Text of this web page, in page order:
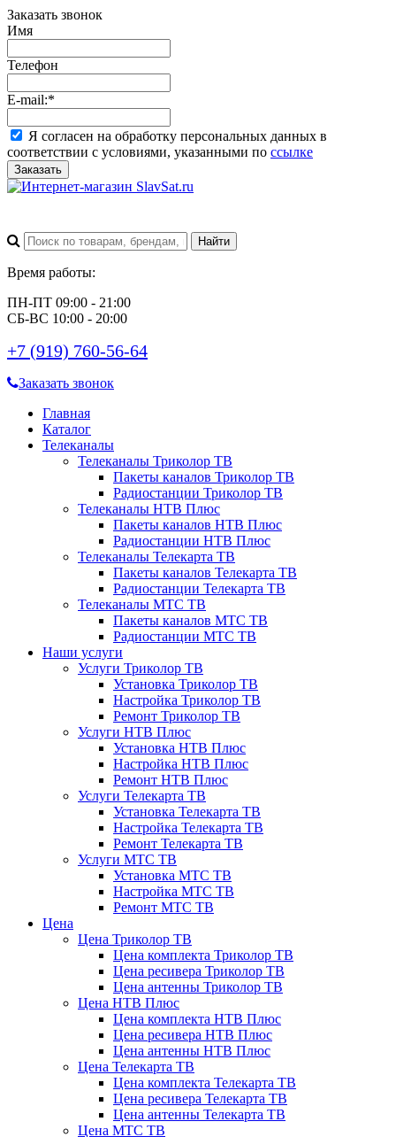
Заказать звонок
Имя
Телефон
E-mail:*
Я согласен на обработку персональных данных в
соответствии с условиями, указанными по ссылке
Заказать
Время работы:
ПН-ПТ 09:00 - 21:00
СБ-ВС 10:00 - 20:00
+7 (919) 760-56-64
Заказать звонок
Главная
Каталог
Телеканалы
Телеканалы Триколор ТВ
Пакеты каналов Триколор ТВ
Радиостанции Триколор ТВ
Телеканалы НТВ Плюс
Пакеты каналов НТВ Плюс
Радиостанции НТВ Плюс
Телеканалы Телекарта ТВ
Пакеты каналов Телекарта ТВ
Радиостанции Телекарта ТВ
Телеканалы МТС ТВ
Пакеты каналов МТС ТВ
Радиостанции МТС ТВ
Наши услуги
Услуги Триколор ТВ
Установка Триколор ТВ
Настройка Триколор ТВ
Ремонт Триколор ТВ
Услуги НТВ Плюс
Установка НТВ Плюс
Настройка НТВ Плюс
Ремонт НТВ Плюс
Услуги Телекарта ТВ
Установка Телекарта ТВ
Настройка Телекарта ТВ
Ремонт Телекарта ТВ
Услуги МТС ТВ
Установка МТС ТВ
Настройка МТС ТВ
Ремонт МТС ТВ
Цена
Цена Триколор ТВ
Цена комплекта Триколор ТВ
Цена ресивера Триколор ТВ
Цена антенны Триколор ТВ
Цена НТВ Плюс
Цена комплекта НТВ Плюс
Цена ресивера НТВ Плюс
Цена антенны НТВ Плюс
Цена Телекарта ТВ
Цена комплекта Телекарта ТВ
Цена ресивера Телекарта ТВ
Цена антенны Телекарта ТВ
Цена МТС ТВ